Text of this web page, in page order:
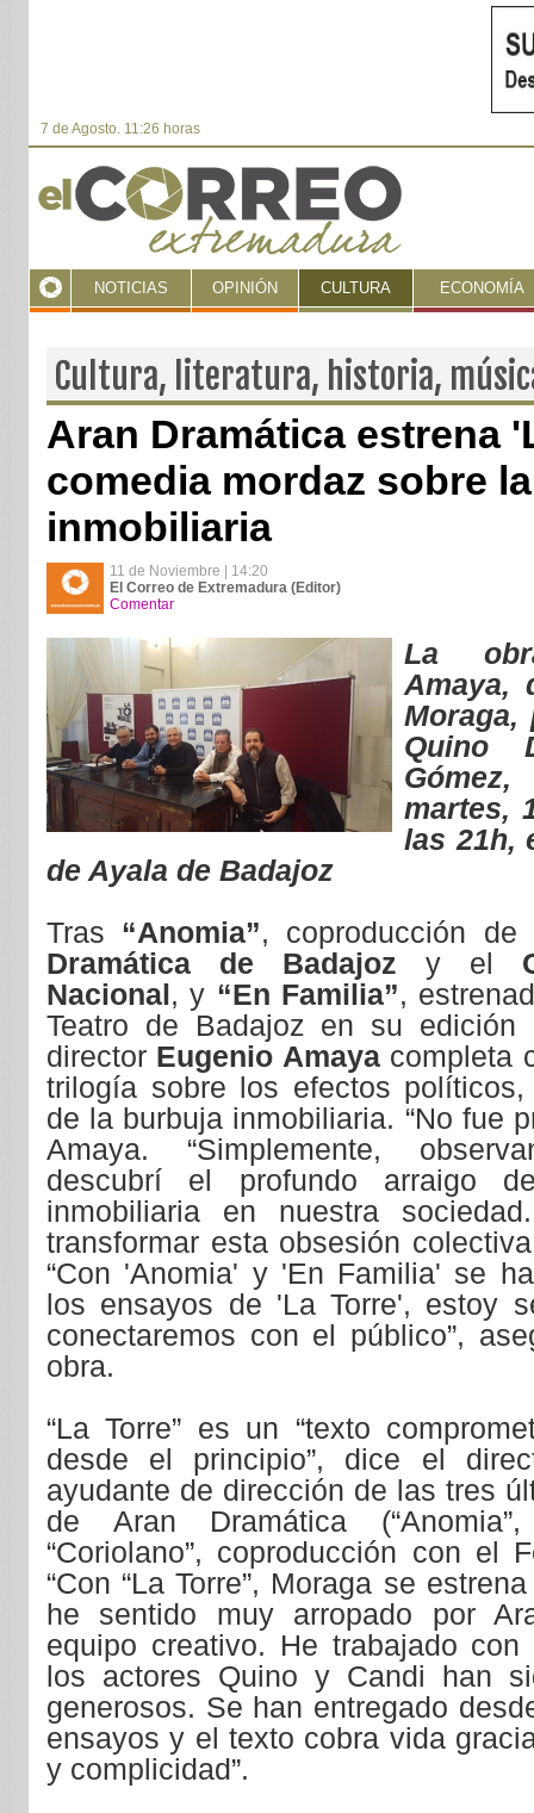
7 de Agosto. 11:26 horas
NOTICIAS OPINIÓN CULTURA ECONOMÍA
Cultura, literatura, historia,
Aran Dramática estrena
comedia mordaz sobre
inmobiliaria
11 de Noviembre | 14:20
El Correo de Extremadura (Editor)
Comentar
La
Amaya,
Moraga,
Quino
martes,
las 21h,
de Ayala de Badajoz
Tras “Anomia”, coproducción
Dramática de Badajoz y el
Nacional, y “En Familia”,
Teatro de Badajoz en su
director Eugenio Amayacompleta
trilogía sobre los efectos
de la burbuja inmobiliaria. “No fue
Amaya. “Simplemente,
descubrí el profundo arraigo
inmobiliaria en nuestra
transformar esta obsesión
“Con 'Anomia' y 'En Familia' se
los ensayos de 'La Torre', estoy
conectaremos con el público”,
obra.
“La Torre” es un “texto
desde el principio”, dice el
ayudante de dirección de las tres
de Aran Dramática
“Coriolano”, coproducción con el
“Con “La Torre”, Moraga se
he sentido muy arropado por
equipo creativo. He trabajado
los actores Quino y Candi han
generosos. Se han entregado
ensayos y el texto cobra vida
y complicidad”.